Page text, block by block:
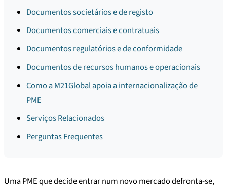
Documentos societários e de registo
Documentos comerciais e contratuais
Documentos regulatórios e de conformidade
Documentos de recursos humanos e operacionais
Como a M21Global apoia a internacionalização de
PME
Serviços Relacionados
Perguntas Frequentes
Uma PME que decide entrar num novo mercado defronta-se,